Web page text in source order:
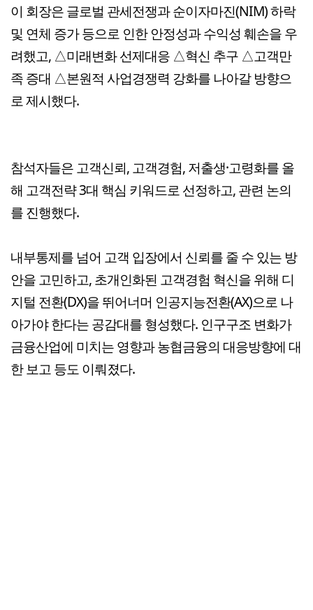
이 회장은 글로벌 관세전쟁과 순이자마진(NIM) 하락
및 연체 증가 등으로 인한 안정성과 수익성 훼손을 우
려했고, △미래변화 선제대응 △혁신 추구 △고객만
족 증대 △본원적 사업경쟁력 강화를 나아갈 방향으
로 제시했다.
참석자들은 고객신뢰, 고객경험, 저출생·고령화를 올
해 고객전략 3대 핵심 키워드로 선정하고, 관련 논의
를 진행했다.
내부통제를 넘어 고객 입장에서 신뢰를 줄 수 있는 방
안을 고민하고, 초개인화된 고객경험 혁신을 위해 디
지털 전환(DX)을 뛰어너머 인공지능전환(AX)으로 나
아가야 한다는 공감대를 형성했다. 인구구조 변화가
금융산업에 미치는 영향과 농협금융의 대응방향에 대
한 보고 등도 이뤄졌다.